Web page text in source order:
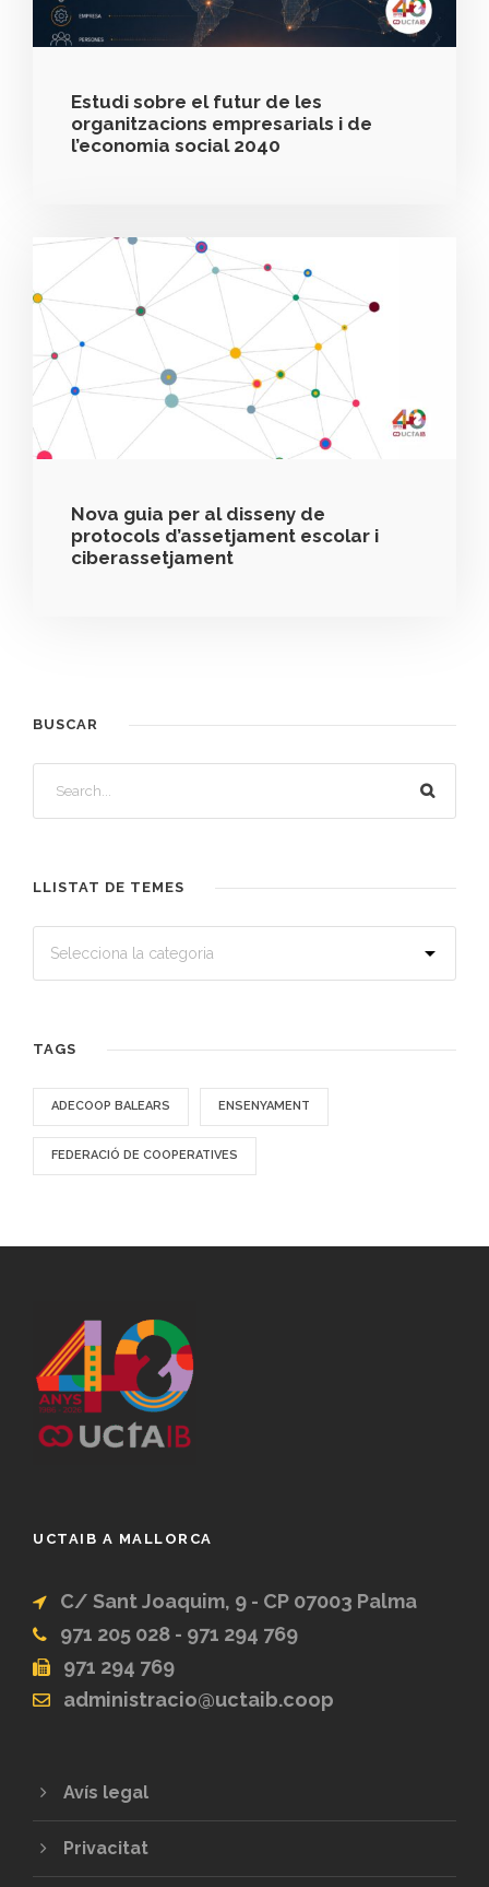
Estudi sobre el futur de les
organitzacions empresarials i de
l’economia social 2040
Nova guia per al disseny de
protocols d’assetjament escolar i
ciberassetjament
BUSCAR
LLISTAT DE TEMES
TAGS
ADECOOP BALEARS ENSENYAMENT
FEDERACIÓ DE COOPERATIVES
UCTAIB A MALLORCA
C/ Sant Joaquim, 9 - CP 07003 Palma
971 205 028 - 971 294 769
971 294 769
administracio@uctaib.coop
Avís legal
Privacitat